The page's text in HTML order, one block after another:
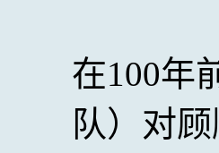
在100年
队）对